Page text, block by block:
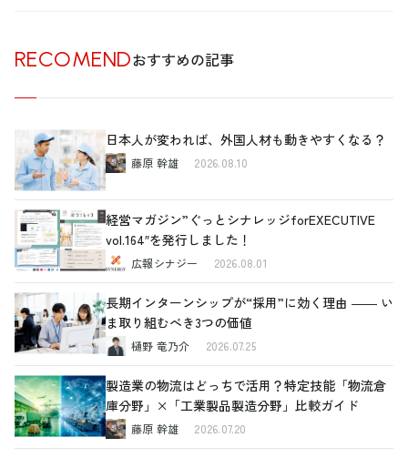
RECOMENDおすすめの記事
日本人が変われば、外国人材も動きやすくなる？
藤原 幹雄 2026.08.10
経営マガジン”ぐっとシナレッジforEXECUTIVE
vol.164″を発行しました！
広報シナジー 2026.08.01
長期インターンシップが“採用”に効く理由 ―― い
ま取り組むべき3つの価値
樋野 竜乃介 2026.07.25
製造業の物流はどっちで活用？特定技能「物流倉
庫分野」×「工業製品製造分野」比較ガイド
藤原 幹雄 2026.07.20